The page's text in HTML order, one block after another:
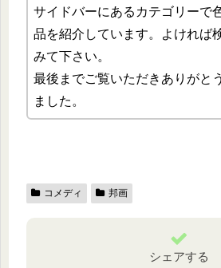
サイドバーにあるカテゴリーで
品を紹介しています。よければ
みて下さい。
最後までご覧いただきありがと
ました。
コメディ 邦画
シェアする